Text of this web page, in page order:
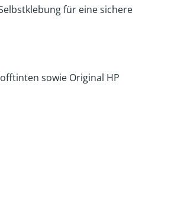
für eine sichere
sowie Original HP